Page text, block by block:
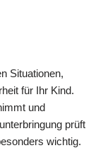
Situationen,
für Ihr Kind.
und
prüft
wichtig.